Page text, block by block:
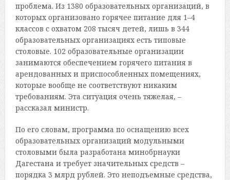
проблема. Из 1380 образовательных организаций, в
которых организовано горячее питание для 1–4
классов с охватом 208 тысяч детей, лишь в 344
образовательных организациях есть типовые
столовые. 102 образовательные организации
занимаются обеспечением горячего питания в
арендованных и приспособленных помещениях,
которые вообще не соответствуют никаким
требованиям. Эта ситуация очень тяжелая, –
рассказал министр.
По его словам, программа по оснащению всех
образовательных организаций модульными
столовыми была разработана минобрнауки
Дагестана и требует значительных средств –
порядка 3 млрд рублей. Это неподъемные средства,